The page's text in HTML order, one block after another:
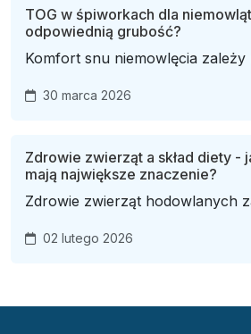
TOG w śpiworkach dla
odpowiednią grubość?
Komfort snu niemowlęcia zależy
30 marca 2026
Zdrowie zwierząt a skład diety -
mają największe znaczenie?
Zdrowie zwierząt hodowlanych
02 lutego 2026